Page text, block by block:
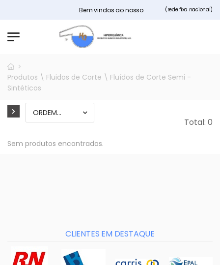
Bem vindos ao nosso site Hiperquimica.pt
(rede fixa nacional)
Produtos \ Fluidos de Corte \ Fluídos de Corte Semi -
Sintéticos
Total: 0
Sem produtos encontrados.
CLIENTES EM DESTAQUE